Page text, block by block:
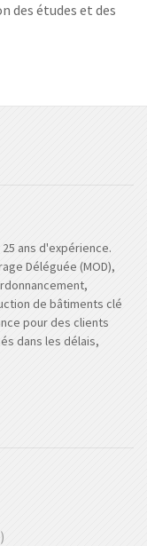
des études et des
ans d'expérience.
Déléguée (MOD),
de bâtiments clé
pour des clients
dans les délais,